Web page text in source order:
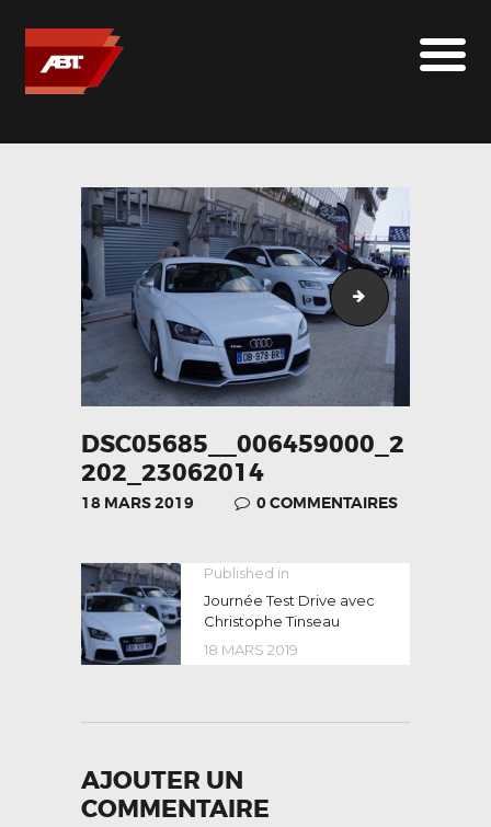
ABT SPORTSLINE FRANCE
MARQUES
LE SUR-MESURE
ABT
CONTACT
DSC05685__006459000_2
202_23062014
18 MARS 2019 0 COMMENTAIRES
NAVIGATION
DE
L’ARTICLE
Published in
post:
Journée Test Drive avec
Christophe Tinseau
18 MARS 2019
AJOUTER UN
COMMENTAIRE